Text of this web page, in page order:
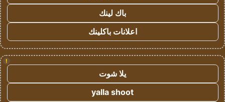
باك لينك
اعلانات باكلينك
!
يلا شوت
yalla shoot